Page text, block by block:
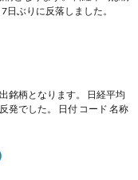
ぶりに反落しました。
銘柄となります。 日経平均
発でした。 日付 コード 名称